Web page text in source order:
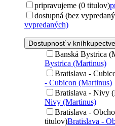
pripravujeme (0 titulov)
dostupná (bez
vypredaných)
Dostupnosť v kníhkupectve
Banská Bystrica
Bystrica (Martinus)
Bratislava -
- Cubicon (Martinus)
Bratislava - Nivy
Nivy (Martinus)
Bratislava -
titulov)Bratislava -